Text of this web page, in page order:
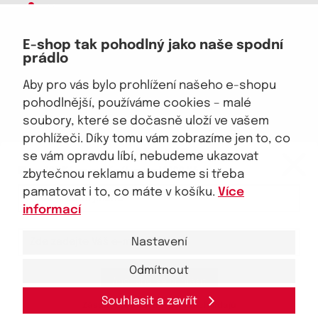
E-shop tak pohodlný jako naše spodní
prádlo
Aby pro vás bylo prohlížení našeho e-shopu
pohodlnější, používáme cookies – malé
soubory, které se dočasně uloží ve vašem
prohlížeči. Díky tomu vám zobrazíme jen to, co
se vám opravdu líbí, nebudeme ukazovat
zbytečnou reklamu a budeme si třeba
pamatovat i to, co máte v košíku. Více
informací
Nastavení
Odmítnout
Souhlasit a zavřít
Velkoobchod
Vrácení zboží, reklamace
Obchodní podmínky
Průvodce spokojené ženy
Staňte se naším fanouškem
Jsme důvěryhodný obchod
Obchodní podmínky GDPR Mapa stránek
eKAPO KLUB
Sleva 100 Kč na první nákupnad 1000 Kč
Zásady zpracováníosobníchúdajů